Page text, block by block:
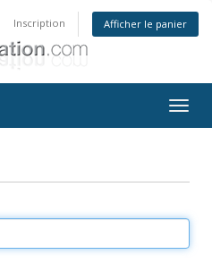
Inscription Afficher le panier